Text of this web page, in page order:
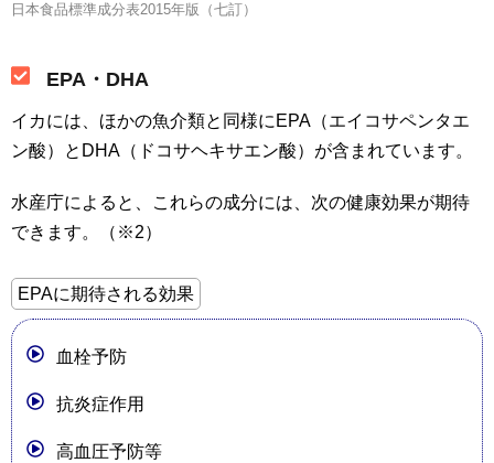
日本食品標準成分表2015年版（七訂）
EPA・DHA
イカには、ほかの魚介類と同様にEPA（エイコサペンタエ
ン酸）とDHA（ドコサヘキサエン酸）が含まれています。
水産庁によると、これらの成分には、次の健康効果が期待
できます。（※2）
EPAに期待される効果
血栓予防
抗炎症作用
高血圧予防等